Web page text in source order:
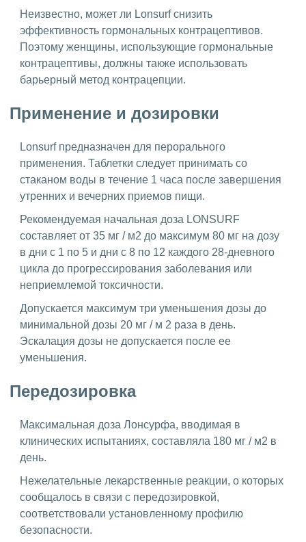
Неизвестно, может ли Lonsurf снизить
эффективность гормональных контрацептивов.
Поэтому женщины, использующие гормональные
контрацептивы, должны также использовать
барьерный метод контрацепции.
Применение и дозировки
Lonsurf предназначен для перорального
применения. Таблетки следует принимать со
стаканом воды в течение 1 часа после завершения
утренних и вечерних приемов пищи.
Рекомендуемая начальная доза LONSURF
составляет от 35 мг / м2 до максимум 80 мг на дозу
в дни с 1 по 5 и дни с 8 по 12 каждого 28-дневного
цикла до прогрессирования заболевания или
неприемлемой токсичности.
Допускается максимум три уменьшения дозы до
минимальной дозы 20 мг / м 2 раза в день.
Эскалация дозы не допускается после ее
уменьшения.
Передозировка
Максимальная доза Лонсурфа, вводимая в
клинических испытаниях, составляла 180 мг / м2 в
день.
Нежелательные лекарственные реакции, о которых
сообщалось в связи с передозировкой,
соответствовали установленному профилю
безопасности.